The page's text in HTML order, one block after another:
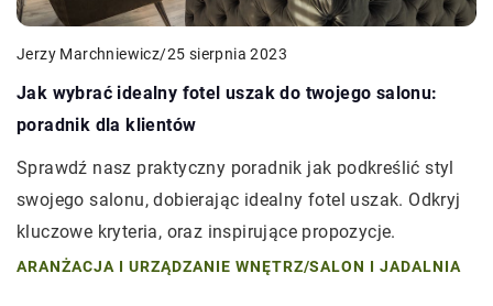
Jerzy Marchniewicz/25 sierpnia 2023
Jak wybrać idealny fotel uszak do twojego salonu:
poradnik dla klientów
Sprawdź nasz praktyczny poradnik jak podkreślić styl
swojego salonu, dobierając idealny fotel uszak. Odkryj
kluczowe kryteria, oraz inspirujące propozycje.
ARANŻACJA I URZĄDZANIE WNĘTRZ/SALON I JADALNIA